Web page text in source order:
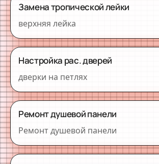
Замена тропической лейки
верхняя лейка
Настройка рас. дверей
дверки на петлях
Ремонт душевой панели
Ремонт душевой панели